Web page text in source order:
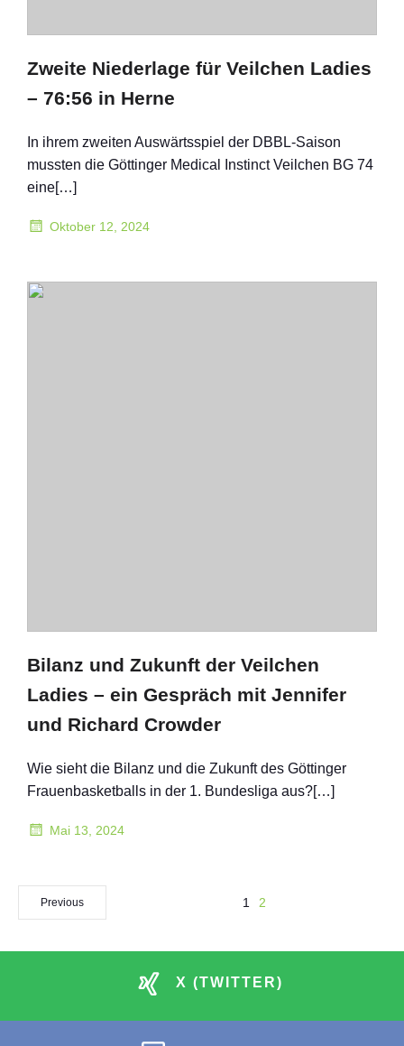
Zweite Niederlage für Veilchen Ladies
– 76:56 in Herne
In ihrem zweiten Auswärtsspiel der DBBL-Saison
mussten die Göttinger Medical Instinct Veilchen BG 74
eine[…]
Oktober 12, 2024
Bilanz und Zukunft der Veilchen
Ladies – ein Gespräch mit Jennifer
und Richard Crowder
Wie sieht die Bilanz und die Zukunft des Göttinger
Frauenbasketballs in der 1. Bundesliga aus?[…]
Mai 13, 2024
Previous 1 2
X (TWITTER)